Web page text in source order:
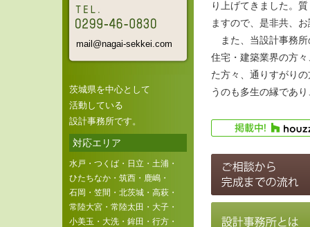
mail@nagai-sekkei.com
茨城県を中心として
活動している
設計事務所です。
対応エリア
水戸・つくば・日立・土浦・
ひたちなか・筑西・鹿嶋・
石岡・笠間・北茨城・高萩・
常陸大宮・常陸太田・大子・
小美玉・大洗・鉾田・行方・
り上げてきました。
ますので、是非共、
また、当設計事務所
住宅・建築業界の方
た方々、通りすがり
うのも多生の縁であ